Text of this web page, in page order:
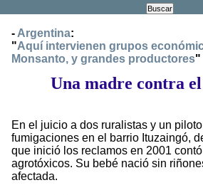
- Argentina:
"Aquí intervienen grupos
Monsanto, y grandes productores"
Una madre contra
En el juicio a dos ruralistas y un
fumigaciones en el barrio Ituzaingó,
que inició los reclamos en 2001
agrotóxicos. Su bebé nació sin
afectada.